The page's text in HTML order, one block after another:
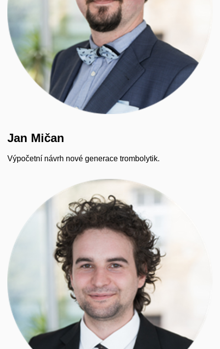
Jan Mičan
Výpočetní návrh nové generace trombolytik.